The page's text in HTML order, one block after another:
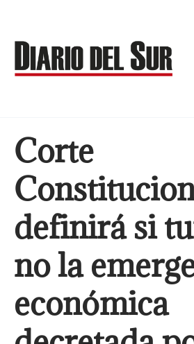
contenido
Corte
definirá si
no la
económica